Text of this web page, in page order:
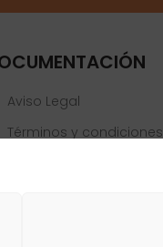
Aviso Legal
Términos y condiciones